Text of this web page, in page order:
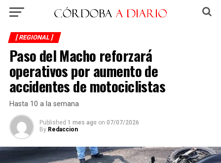
[ REGIONAL ]
Paso del Macho reforzará
operativos por aumento de
accidentes de motociclistas
Hasta 10 a la semana
Published 1 mes ago on 07/07/2026
By Redaccion